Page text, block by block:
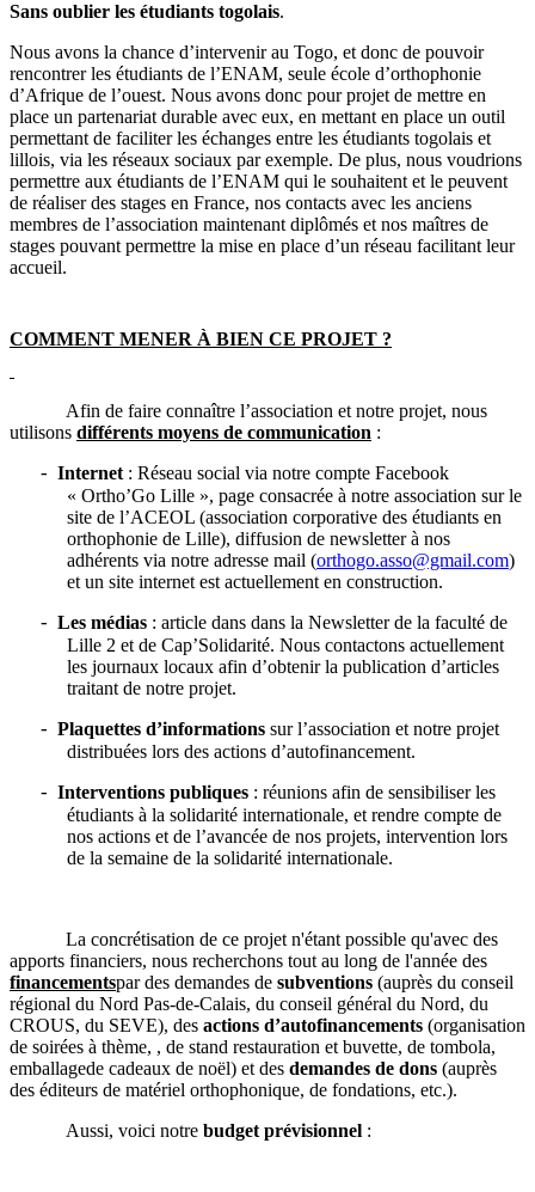
Sans oublier les étudiants togolais.
Nous avons la chance d’intervenir au Togo, et donc de pouvoir
rencontrer les étudiants de l’ENAM, seule école d’orthophonie
d’Afrique de l’ouest. Nous avons donc pour projet de mettre en
place un partenariat durable avec eux, en mettant en place un outil
permettant de faciliter les échanges entre les étudiants togolais et
lillois, via les réseaux sociaux par exemple. De plus, nous voudrions
permettre aux étudiants de l’ENAM qui le souhaitent et le peuvent
de réaliser des stages en France, nos contacts avec les anciens
membres de l’association maintenant diplômés et nos maîtres de
stages pouvant permettre la mise en place d’un réseau facilitant leur
accueil.
COMMENT MENER À BIEN CE PROJET ?
Afin de faire connaître l’association et notre projet, nous
utilisons différents moyens de communication :
- Internet : Réseau social via notre compte Facebook
« Ortho’Go Lille », page consacrée à notre association sur le
site de l’ACEOL (association corporative des étudiants en
orthophonie de Lille), diffusion de newsletter à nos
adhérents via notre adresse mail (orthogo.asso@gmail.com)
et un site internet est actuellement en construction.
- Les médias : article dans dans la Newsletter de la faculté de
Lille 2 et de Cap’Solidarité. Nous contactons actuellement
les journaux locaux afin d’obtenir la publication d’articles
traitant de notre projet.
- Plaquettes d’informations sur l’association et notre projet
distribuées lors des actions d’autofinancement.
- Interventions publiques : réunions afin de sensibiliser les
étudiants à la solidarité internationale, et rendre compte de
nos actions et de l’avancée de nos projets, intervention lors
de la semaine de la solidarité internationale.
La concrétisation de ce projet n'étant possible qu'avec des
apports financiers, nous recherchons tout au long de l'année des
financementspar des demandes de subventions (auprès du conseil
régional du Nord Pas-de-Calais, du conseil général du Nord, du
CROUS, du SEVE), des actions d’autofinancements (organisation
de soirées à thème, , de stand restauration et buvette, de tombola,
emballagede cadeaux de noël) et des demandes de dons (auprès
des éditeurs de matériel orthophonique, de fondations, etc.).
Aussi, voici notrebudget prévisionnel :